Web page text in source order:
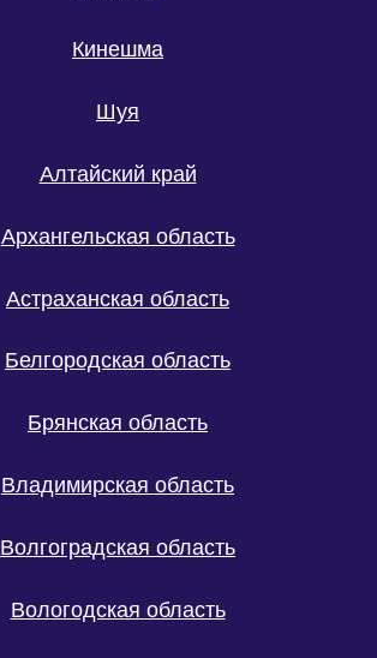
Кинешма
Шуя
Алтайский край
Архангельская область
Астраханская область
Белгородская область
Брянская область
Владимирская область
Волгоградская область
Вологодская область